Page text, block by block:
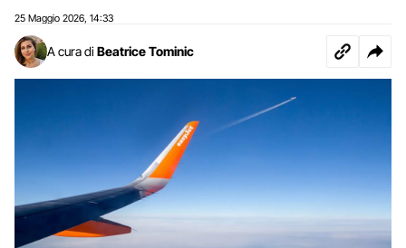
25 Maggio 2026 14:33
A cura di Beatrice Tominic